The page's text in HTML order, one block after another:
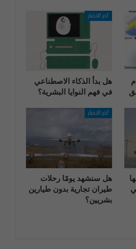
آخر الاخبار
هل بدأ الذكاء الاصطناعي
في فهم النوايا البشرية؟
آخر الاخبار
هل سنشهد يومًا رحلات
طيران تجارية بدون طيارين
بشريين؟